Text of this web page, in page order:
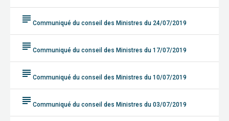
subject Communiqué du conseil des Ministres du 24/07/2019
subject Communiqué du conseil des Ministres du 17/07/2019
subject Communiqué du conseil des Ministres du 10/07/2019
subject Communiqué du conseil des Ministres du 03/07/2019